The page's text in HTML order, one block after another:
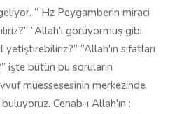
“ Hz Peygamberin miraci
“Allah'ı görüyormuş gibi
“Allah'ın sıfatları
işte bütün bu soruların
müessesesinin merkezinde
Cenab-ı Allah'ın :